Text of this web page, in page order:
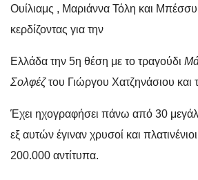
Ουίλιαμς , Μαριάννα Τόλη και
κερδίζοντας για την
Ελλάδα την 5η θέση με το τραγούδι
Σολφέζτου Γιώργου Χατζηνάσιου και
Έχει ηχογραφήσει πάνω από 30
εξ αυτών έγιναν χρυσοί και
200.000 αντίτυπα.